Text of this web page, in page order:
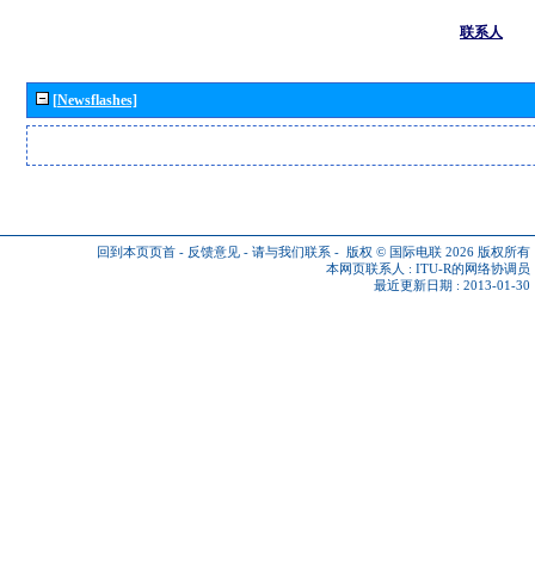
联系人
[Newsflashes]
回到本页页首 - 反馈意见 - 请与我们联系 - 版权 © 国际电联 2026 版权所有
本网页联系人 : ITU-R的网络协调员
最近更新日期 : 2013-01-30